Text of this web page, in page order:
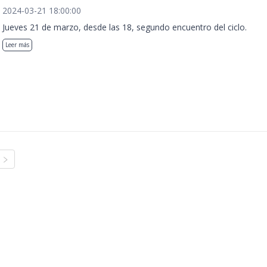
2024-03-21 18:00:00
Jueves 21 de marzo, desde las 18, segundo encuentro del ciclo.
Leer más